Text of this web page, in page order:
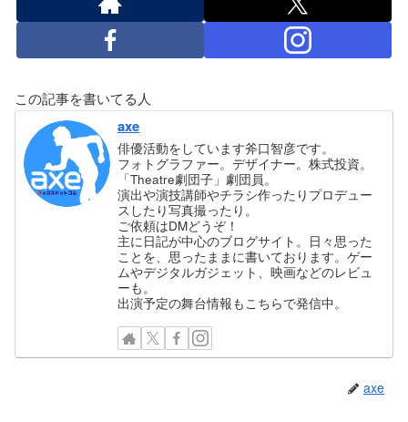
この記事を書いてる人
axe
俳優活動をしています斧口智彦です。
フォトグラファー。デザイナー。株式投資。
「Theatre劇団子」劇団員。
演出や演技講師やチラシ作ったりプロデュー
スしたり写真撮ったり。
ご依頼はDMどうぞ！
主に日記が中心のブログサイト。日々思った
ことを、思ったままに書いております。ゲー
ムやデジタルガジェット、映画などのレビュ
ーも。
出演予定の舞台情報もこちらで発信中。
axe